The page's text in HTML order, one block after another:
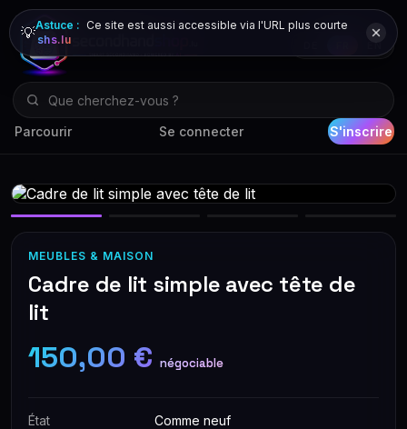
Parcourir Se connecter S'inscrire
💡Astuce : Ce site est aussi accessible via l'URL plus courte
shs.lu
MEUBLES & MAISON
Cadre de lit simple avec tête de
lit
150,00 € négociable
État
Comme neuf